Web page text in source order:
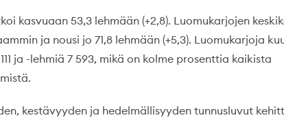
kasvuaan 53,3 lehmään (+2,8). Luomukarjojen
ja nousi jo 71,8 lehmään (+5,3). Luomukarjoja
ja -lehmiä 7 593, mikä on kolme prosenttia kaikista
kestävyyden ja hedelmällisyyden tunnusluvut